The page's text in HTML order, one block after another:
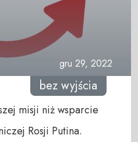
gru 29, 2022
bez wyjścia
misji niż wsparcie
Rosji Putina.